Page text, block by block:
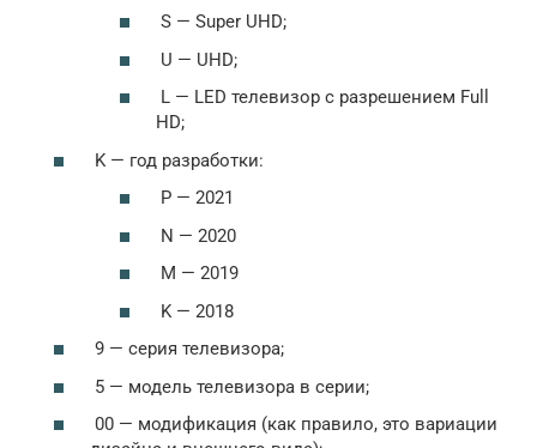
S — Super UHD;
U — UHD;
L — LED телевизор с разрешением Full
HD;
K — год разработки:
P — 2021
N — 2020
M — 2019
K — 2018
9 — серия телевизора;
5 — модель телевизора в серии;
00 — модификация (как правило, это вариации